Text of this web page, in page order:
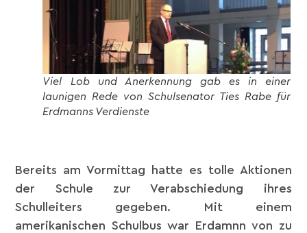
Viel Lob und Anerkennung gab es in einer
launigen Rede von Schulsenator Ties Rabe für
Erdmanns Verdienste
Bereits am Vormittag hatte es tolle Aktionen
der Schule zur Verabschiedung ihres
Schulleiters gegeben. Mit einem
amerikanischen Schulbus war Erdamnn von zu